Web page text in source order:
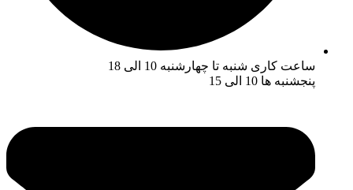
ساعت کاری شنبه تا چهارشنبه 10 الی 18
پنجشنبه ها 10 الی 15